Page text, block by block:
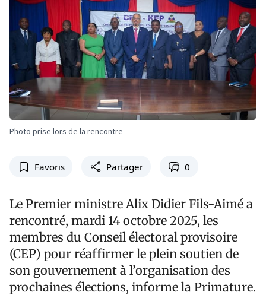
Photo prise lors de la rencontre
Favoris Partager 0
Le Premier ministre Alix Didier Fils-Aimé a
rencontré, mardi 14 octobre 2025, les
membres du Conseil électoral provisoire
(CEP) pour réaffirmer le plein soutien de
son gouvernement à l’organisation des
prochaines élections, informe la Primature.